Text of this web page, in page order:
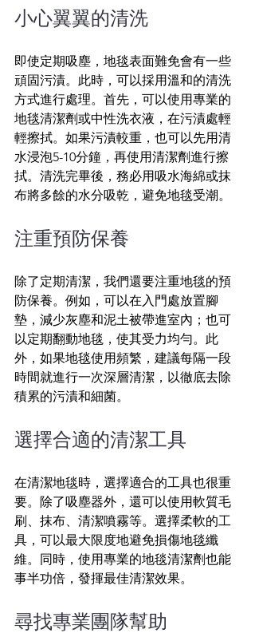
小心翼翼的清洗
即使定期吸塵，地毯表面難免會有一些
頑固污漬。此時，可以採用溫和的清洗
方式進行處理。首先，可以使用專業的
地毯清潔劑或中性洗衣液，在污漬處輕
輕擦拭。如果污漬較重，也可以先用清
水浸泡5-10分鐘，再使用清潔劑進行擦
拭。清洗完畢後，務必用吸水海綿或抹
布將多餘的水分吸乾，避免地毯受潮。
注重預防保養
除了定期清潔，我們還要注重地毯的預
防保養。例如，可以在入門處放置腳
墊，減少灰塵和泥土被帶進室內；也可
以定期翻動地毯，使其受力均勻。此
外，如果地毯使用頻繁，建議每隔一段
時間就進行一次深層清潔，以徹底去除
積累的污漬和細菌。
選擇合適的清潔工具
在清潔地毯時，選擇適合的工具也很重
要。除了吸塵器外，還可以使用軟質毛
刷、抹布、清潔噴霧等。選擇柔軟的工
具，可以最大限度地避免損傷地毯纖
維。同時，使用專業的地毯清潔劑也能
事半功倍，發揮最佳清潔效果。
尋找專業團隊幫助